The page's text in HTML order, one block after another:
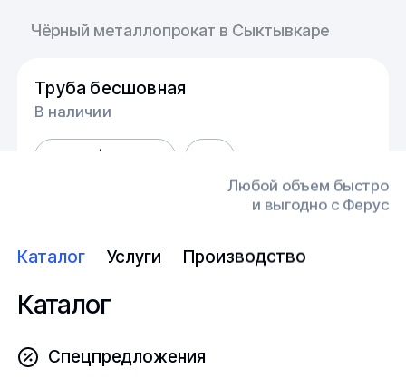
Любой объем быстро
и выгодно с Ферус
Каталог Услуги Производство
Каталог
Спецпредложения
Чёрный металлопрокат в Сыктывкаре
Труба бесшовная
В наличии